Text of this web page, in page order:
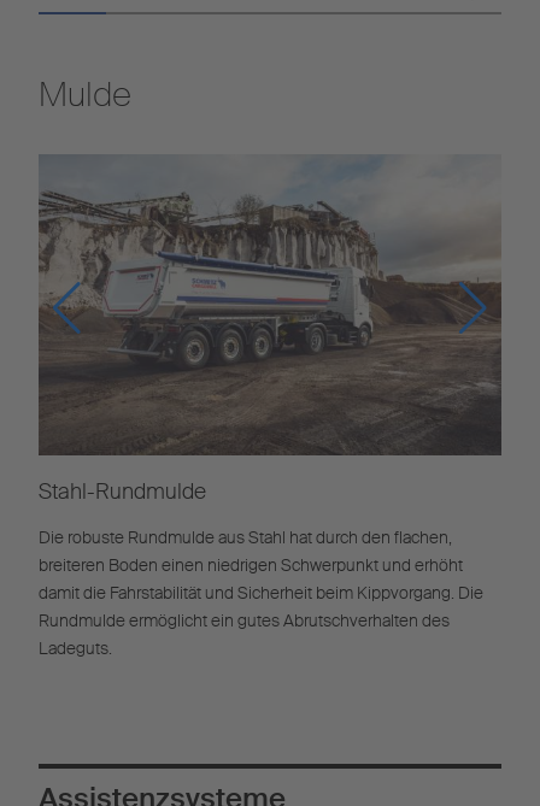
Mulde
Stahl-Rundmulde
Die robuste Rundmulde aus Stahl hat durch den flachen,
breiteren Boden einen niedrigen Schwerpunkt und erhöht
damit die Fahrstabilität und Sicherheit beim Kippvorgang. Die
Rundmulde ermöglicht ein gutes Abrutschverhalten des
Ladeguts.
Assistenzsysteme